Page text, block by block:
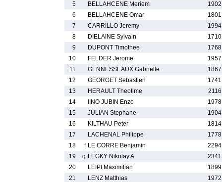
5
BELLAHCENE Meriem
6
BELLAHCENE Omar
7
CARRILLO Jeremy
8
DIELAINE Sylvain
9
DUPONT Timothee
10
FELDER Jerome
11
GENNESSEAUX Gabrielle
12
GEORGET Sebastien
13
HERAULT Theotime
14
IINO JUBIN Enzo
15
JULIAN Stephane
16
KILTHAU Peter
17
LACHENAL Philippe
18
f LE CORRE Benjamin
19
g LEGKY Nikolay A
20
LEIPI Maximilian
21
LENZ Matthias